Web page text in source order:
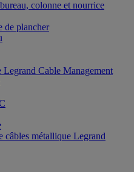
colonne et nourrice
de plancher
Cable Management
câbles métallique Legrand